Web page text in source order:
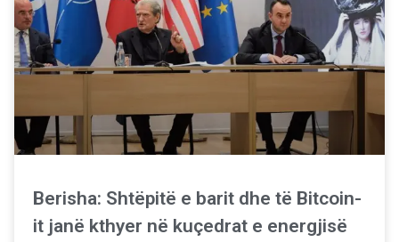
Berisha: Shtëpitë e barit dhe të Bitcoin-
it janë kthyer në kuçedrat e energjisë